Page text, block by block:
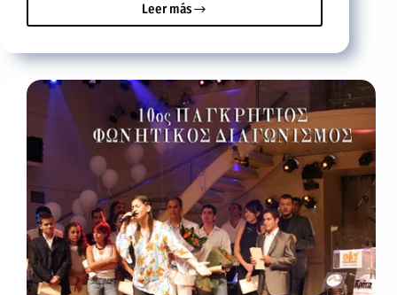
Leer más
Panos
Kiamos
primera
vez
en
Creta